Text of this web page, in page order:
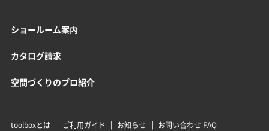
ショールーム案内
カタログ請求
空間づくりのプロ紹介
toolboxとは ご利用ガイド お知らせ
お問い合わせ FAQ